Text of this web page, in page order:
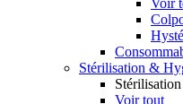
Voir
Stérilisation &
Voir tout